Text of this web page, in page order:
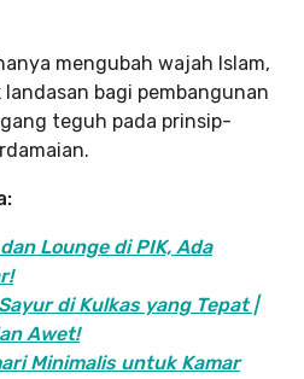
mengubah wajah Islam,
bagi pembangunan
teguh pada prinsip-
Lounge di PIK, Ada
di Kulkas yang Tepat |
Awet!
Minimalis untuk Kamar